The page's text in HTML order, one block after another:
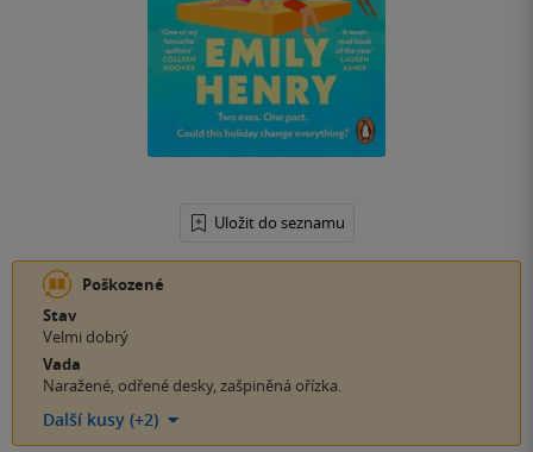
Uložit do seznamu
Poškozené
Stav
Velmi dobrý
Vada
Naražené, odřené desky, zašpiněná ořízka.
Další kusy (+2)